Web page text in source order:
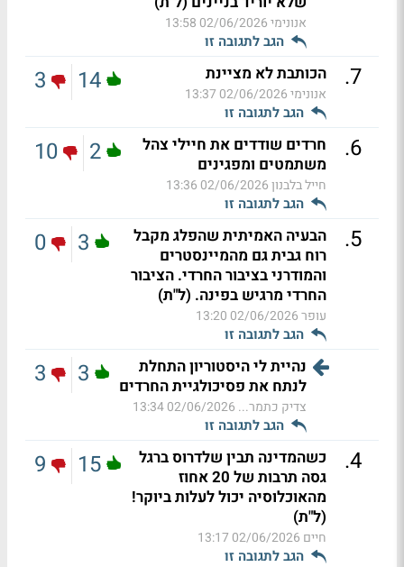
אנונימי02/06/2026 13:58
הגב לתגובה זו
7
. הכותבת לא מציינת
אנונימי02/06/2026 13:37
הגב לתגובה זו
14
3
6
.
חרדים שודדים את חיילי צהל
משתמטים ומפגינים
חייל בלבנון02/06/2026 13:36
הגב לתגובה זו
2
10
5
.
הבעיה האמיתית שהפלג מקבל
רוח גבית גם מהמיינסטרים
והמודרני בציבור החרדי. הציבור
החרדי מרגיש בפינה. (ל"ת)
עופר02/06/2026 13:20
הגב לתגובה זו
3
0
נהיית לי היסטוריון התחלת
לנתח את פסיכולגיית החרדים
צדיק כתמר... 02/06/2026 13:34
הגב לתגובה זו
3
3
4
.
כשהמדינה תבין שלדרוס ברגל
גסה תרבות של 20 אחוז
מהאוכלוסיה יכול לעלות ביוקר!
(ל"ת)
חיים 02/06/2026 13:17
הגב לתגובה זו
15
9